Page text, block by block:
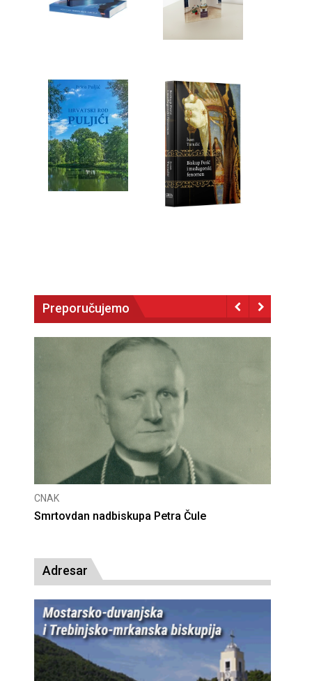
Preporučujemo
CNAK
Deseta obljetnica poništenja komunističke
Adresar